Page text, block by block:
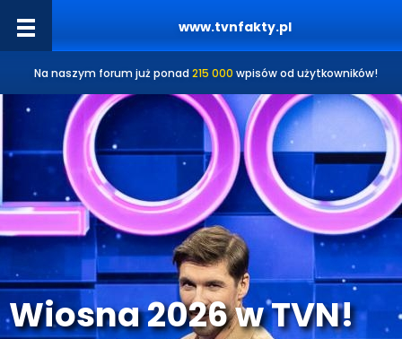
www.tvnfakty.pl
Na naszym forum już ponad 215 000 wpisów od użytkowników!
Wiosna 2026 w TVN!